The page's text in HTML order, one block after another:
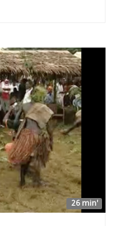
26 min'